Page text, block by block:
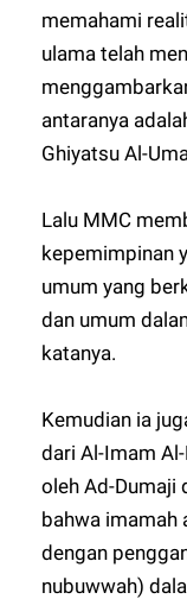
memahami
ulama telah
antaranya
Ghiyatsu Al-
Lalu MMC
kepemimpinan
umum yang
dan umum
katanya.
Kemudian ia
dari Al-Imam
oleh Ad-Dumaji
bahwa imamah
dengan
nubuwwah)